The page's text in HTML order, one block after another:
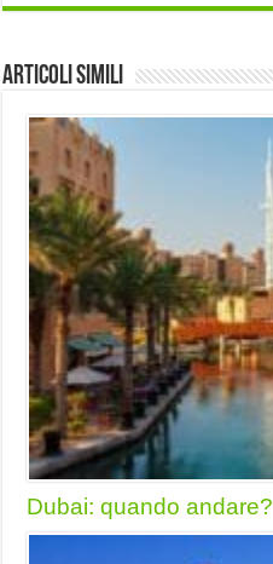
Articoli Simili
Dubai: quando andare?